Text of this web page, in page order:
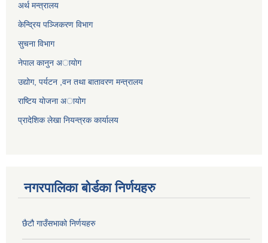
अर्थ मन्त्रालय
केन्द्रिय पञ्जिकरण विभाग
सुचना विभाग
नेपाल कानुन अायाेग
उद्योग, पर्यटन ,वन तथा बातावरण मन्त्रालय
राष्टिय याेजना अायोग
प्रादेशिक लेखा नियन्त्रक कार्यालय
नगरपालिका बोर्डका निर्णयहरु
छैटौ गाउँसभाको निर्णयहरु